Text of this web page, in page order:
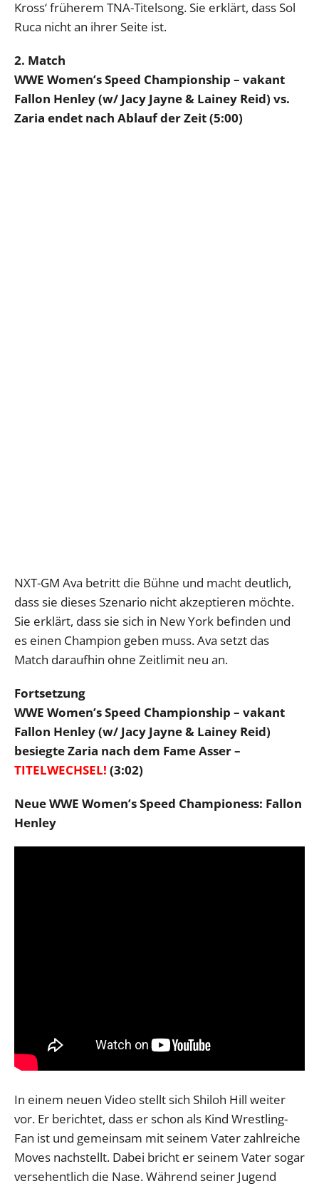
Kross‘ früherem TNA-Titelsong. Sie erklärt, dass Sol
Ruca nicht an ihrer Seite ist.
2. Match
WWE Women’s Speed Championship – vakant
Fallon Henley (w/ Jacy Jayne & Lainey Reid) vs.
Zaria endet nach Ablauf der Zeit (5:00)
NXT-GM Ava betritt die Bühne und macht deutlich,
dass sie dieses Szenario nicht akzeptieren möchte.
Sie erklärt, dass sie sich in New York befinden und
es einen Champion geben muss. Ava setzt das
Match daraufhin ohne Zeitlimit neu an.
Fortsetzung
WWE Women’s Speed Championship – vakant
Fallon Henley (w/ Jacy Jayne & Lainey Reid)
besiegte Zaria nach dem Fame Asser –
TITELWECHSEL! (3:02)
Neue WWE Women’s Speed Championess: Fallon
Henley
In einem neuen Video stellt sich Shiloh Hill weiter
vor. Er berichtet, dass er schon als Kind Wrestling-
Fan ist und gemeinsam mit seinem Vater zahlreiche
Moves nachstellt. Dabei bricht er seinem Vater sogar
versehentlich die Nase. Während seiner Jugend